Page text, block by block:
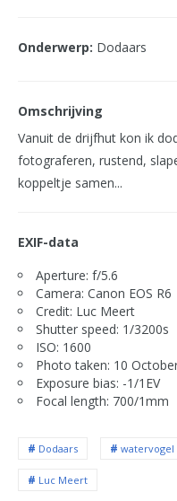
Onderwerp: Dodaars
Omschrijving
Vanuit de drijfhut kon ik
fotograferen, rustend,
koppeltje samen...
EXIF-data
Aperture: f/5.6
Camera: Canon EOS R6
Credit: Luc Meert
Shutter speed: 1/3200s
ISO: 1600
Photo taken: 10
Exposure bias: -1/1EV
Focal length: 700/1mm
Dodaars watervogel
Luc Meert